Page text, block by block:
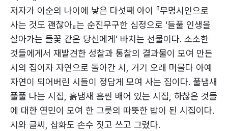
저자가 이순의 나이에 낳은 다섯째 아이 『무명시인으로
사는 것도 괜찮아』는 순진무구한 심정으로 ‘들풀 인생을
살아가는 들꽃 같은 당신에게’ 바치는 선물이다. 소소한
것들에게서 재발견한 성찰과 통찰의 결과물이 모여 만든
시의 집이자 자연으로 돌아간 시, 거기 오래 머물다 아예
자연이 되어버린 시들이 정답게 모여 사는 집이다. 풀냄새
풀풀 나는 시집, 흙냄새 흠씬 배어 있는 시집, 하찮은 것들
에 대한 연민이 모여 한 그릇의 따뜻한 밥이 된 시집이다.
시와 글씨, 삽화도 손수 짓고 쓰고 그렸다.